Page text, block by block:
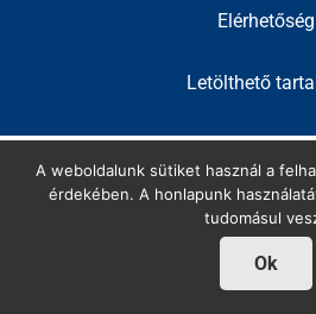
Elérhetőség
Letölthető
A weboldalunk sütiket használ a
érdekében. A honlapunk
tudomásul
Ok